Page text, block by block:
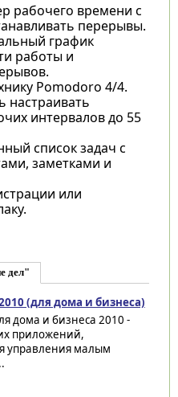
рабочего времени с
перерывы.
график
работы и
Pomodoro 4/4.
настраивать
интервалов до 55
список задач с
заметками и
или
дел"
(для дома и бизнеса)
дома и бизнеса 2010 -
приложений,
управления малым